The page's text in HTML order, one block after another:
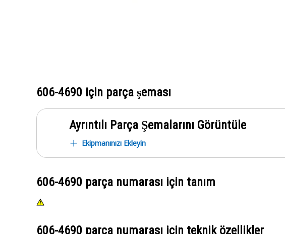
606-4690 için parça şeması
Ayrıntılı Parça Şemalarını Görüntüle
Ekipmanınızı Ekleyin
606-4690 parça numarası için tanım
606-4690 parça numarası için teknik özellikler